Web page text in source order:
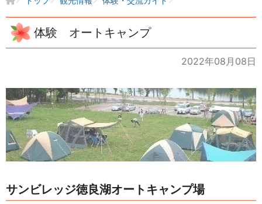
体験 オートキャンプ
2022年08月08日
サンビレッジ徳良湖オートキャンプ場